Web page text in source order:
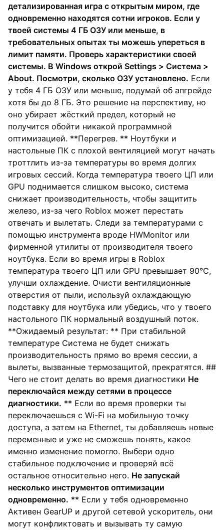
детализированная игра с открытым миром, где
одновременно находятся сотни игроков. Если у
твоей системы 4 ГБ ОЗУ или меньше, в
требовательных опытах ты можешь упереться в
лимит памяти. Проверь характеристики своей
системы. В Windows открой Settings > Система >
About. Посмотри, сколько ОЗУ установлено. Если
у тебя 4 ГБ ОЗУ или меньше, подумай об апгрейде
хотя бы до 8 ГБ. Это решение на перспективу, но
оно убирает жёсткий предел, который не
получится обойти никакой программной
оптимизацией. **Перегрев. ** Ноутбуки и
настольные ПК с плохой вентиляцией могут начать
троттлить из-за температуры во время долгих
игровых сессий. Когда температура твоего ЦП или
GPU поднимается слишком высоко, система
снижает производительность, чтобы защитить
железо, из-за чего Roblox может перестать
отвечать и вылетать. Следи за температурами с
помощью инструмента вроде HWMonitor или
фирменной утилиты от производителя твоего
ноутбука. Если во время игры в Roblox
температура твоего ЦП или GPU превышает 90°C,
улучши охлаждение. Очисти вентиляционные
отверстия от пыли, используй охлаждающую
подставку для ноутбука или убедись, что у твоего
настольного ПК нормальный воздушный поток.
**Ожидаемый результат: ** При стабильной
температуре Система не будет снижать
производительность прямо во время сессии, а
вылеты, вызванные термозащитой, прекратятся. ##
Чего не стоит делать во время диагностики Не
переключайся между сетями в процессе
диагностики. ** Если во время проверки ты
переключаешься с Wi-Fi на мобильную точку
доступа, а затем на Ethernet, ты добавляешь новые
переменные и уже не сможешь понять, какое
именно изменение помогло. Выбери одно
стабильное подключение и проверяй всё
остальное относительно него. Не запускай
несколько инструментов оптимизации
одновременно. ** Если у тебя одновременно
Активен GearUP и другой сетевой ускоритель, они
могут конфликтовать и вызывать ту самую